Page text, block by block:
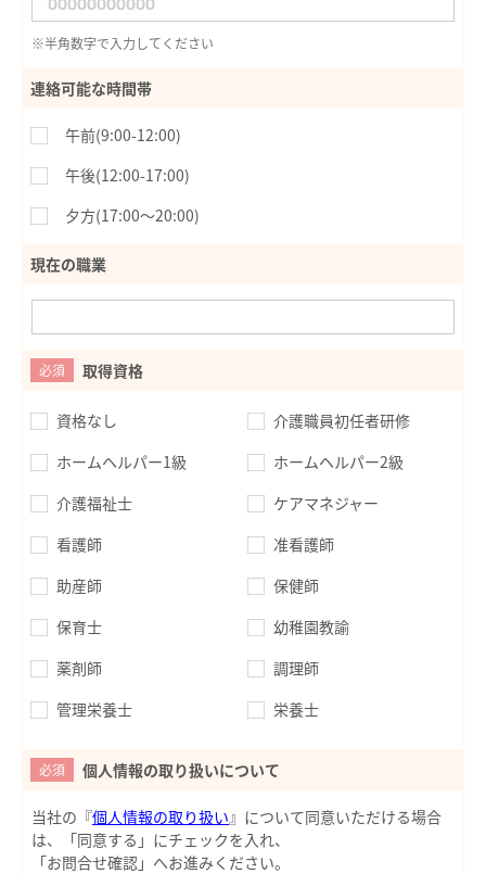
※半角数字で入力してください
連絡可能な時間帯
午前(9:00-12:00)
午後(12:00-17:00)
夕方(17:00〜20:00)
現在の職業
必須 取得資格
資格なし
介護職員初任者研修
ホームヘルパー1級
ホームヘルパー2級
介護福祉士
ケアマネジャー
看護師
准看護師
助産師
保健師
保育士
幼稚園教諭
薬剤師
調理師
管理栄養士
栄養士
必須 個人情報の取り扱いについて
当社の『個人情報の取り扱い』について同意いただける場合
は、「同意する」にチェックを入れ、
「お問合せ確認」へお進みください。